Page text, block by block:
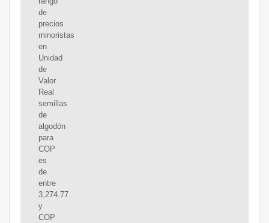
de
precios
minoristas
en
Unidad
de
Valor
Real
semillas
de
algodón
para
COP
es
de
entre
3,274.77
y
COP